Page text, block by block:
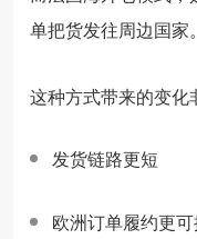
单把货发往周边国家。
这种方式带来的变化
发货链路更短
欧洲订单履约更